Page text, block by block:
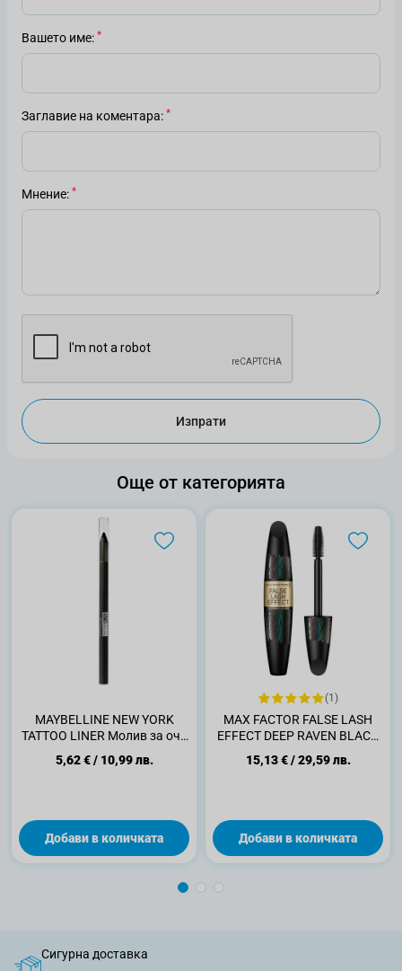
Вашето име
Заглавие на коментара
Мнение
Изпрати
Още от категорията
MAYBELLINE NEW YORK
TATTOO LINER Молив за очи
5,62 €/ 10,99 лв.
Добави в количката
(1)
MAX FACTOR FALSE LASH
EFFECT DEEP RAVEN BLACK
15,13 €/29,59 лв.
Добави в количката
Сигурна доставка